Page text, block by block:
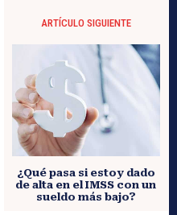
ARTÍCULO SIGUIENTE
¿Qué pasa si estoy dado
de alta en el IMSS con un
sueldo más bajo?